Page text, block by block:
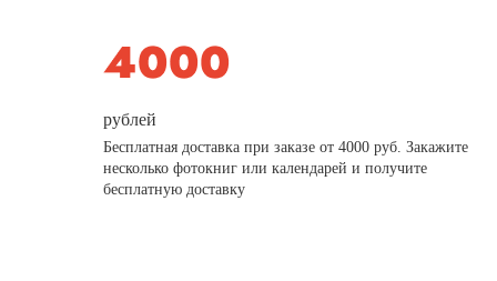
рублей
Бесплатная доставка при заказе от 4000 руб. Закажите
несколько фотокниг или календарей и получите
бесплатную доставку